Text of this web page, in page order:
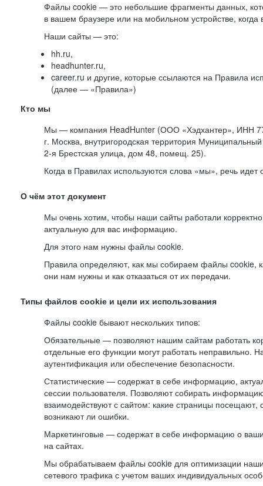
Файлы cookie — это небольшие фрагменты данных,
в вашем браузере или на мобильном устройстве,
Наши сайты — это:
hh.ru,
headhunter.ru,
career.ru и другие, которые ссылаются на Правила
(далее — «Правила»)
Кто мы
Мы — компания HeadHunter (ООО «Хэдхантер», ИНН
г. Москва, внутригородская территория Муниципальный
2-я Брестская улица, дом 48, помещ. 25).
Когда в Правилах используются слова «мы», речь
О чём этот документ
Мы очень хотим, чтобы наши сайты работали
актуальную для вас информацию.
Для этого нам нужны файлы cookie.
Правила определяют, как мы собираем файлы cookie,
они нам нужны и как отказаться от их передачи.
Типы файлов cookie и цели их использования
Файлы cookie бывают нескольких типов:
Обязательные — позволяют нашим сайтам работать
отдельные его функции могут работать неправильно.
аутентификация или обеспечение безопасности.
Статистические — содержат в себе информацию,
сессии пользователя. Позволяют собирать
взаимодействуют с сайтом: какие страницы посещают,
возникают ли ошибки.
Маркетинговые — содержат в себе информацию о
на сайтах.
Мы обрабатываем файлы cookie для оптимизации
сетевого трафика с учетом ваших индивидуальных